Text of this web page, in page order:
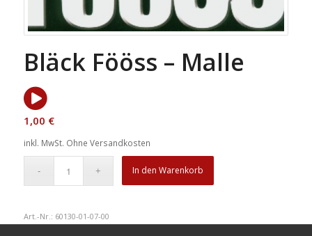
Bläck Fööss – Malle
1,00 €
inkl. MwSt. Ohne Versandkosten
In den Warenkorb
Art.-Nr.: 60130-01-07-00